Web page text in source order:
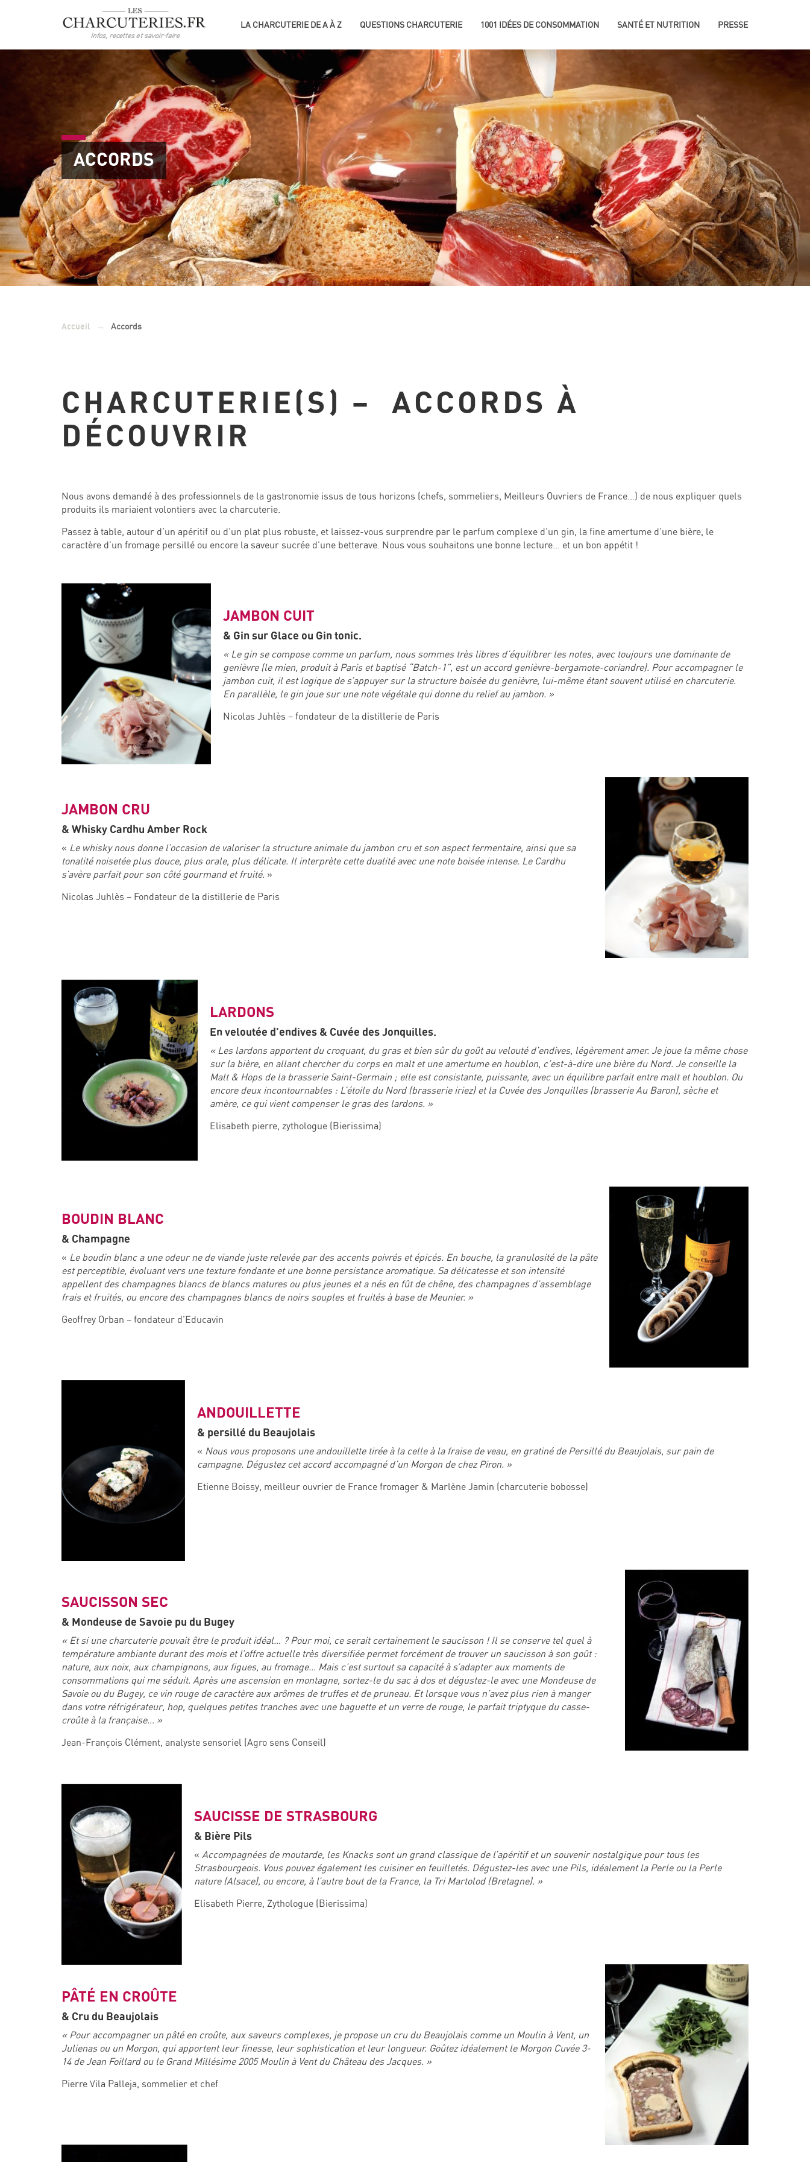
LA CHARCUTERIE DE A À Z QUESTIONS CHARCUTERIE 1001 IDÉES DE CONSOMMATION SANTÉ ET NUTRITION PRESSE
ACCORDS
Accueil → Accords
CHARCUTERIE(S) – ACCORDS À
DÉCOUVRIR
Nous avons demandé à des professionnels de la gastronomie issus de tous horizons (chefs, sommeliers, Meilleurs Ouvriers de France…) de nous expliquer quels
produits ils mariaient volontiers avec la charcuterie.
Passez à table, autour d’un apéritif ou d’un plat plus robuste, et laissez-vous surprendre par le parfum complexe d’un gin, la fine amertume d’une bière, le
caractère d’un fromage persillé ou encore la saveur sucrée d’une betterave. Nous vous souhaitons une bonne lecture… et un bon appétit !
JAMBON CUIT
& Gin sur Glace ou Gin tonic.
« Le gin se compose comme un parfum, nous sommes très libres d’équilibrer les notes, avec toujours une dominante de
genièvre (le mien, produit à Paris et baptisé “Batch-1”, est un accord genièvre-bergamote-coriandre). Pour accompagner le
jambon cuit, il est logique de s’appuyer sur la structure boisée du genièvre, lui-même étant souvent utilisé en charcuterie.
En parallèle, le gin joue sur une note végétale qui donne du relief au jambon. »
Nicolas Juhlès – fondateur de la distillerie de Paris
JAMBON CRU
& Whisky Cardhu Amber Rock
« Le whisky nous donne l’occasion de valoriser la structure animale du jambon cru et son aspect fermentaire, ainsi que sa
tonalité noisetée plus douce, plus orale, plus délicate. Il interprète cette dualité avec une note boisée intense. Le Cardhu
s’avère parfait pour son côté gourmand et fruité. »
Nicolas Juhlès – Fondateur de la distillerie de Paris
LARDONS
En veloutée d’endives & Cuvée des Jonquilles.
« Les lardons apportent du croquant, du gras et bien sûr du goût au velouté d’endives, légèrement amer. Je joue la même chose
sur la bière, en allant chercher du corps en malt et une amertume en houblon, c’est-à-dire une bière du Nord. Je conseille la
Malt & Hops de la brasserie Saint-Germain ; elle est consistante, puissante, avec un équilibre parfait entre malt et houblon. Ou
encore deux incontournables : L’étoile du Nord (brasserie iriez) et la Cuvée des Jonquilles (brasserie Au Baron), sèche et
amère, ce qui vient compenser le gras des lardons. »
Elisabeth pierre, zythologue (Bierissima)
BOUDIN BLANC
& Champagne
« Le boudin blanc a une odeur ne de viande juste relevée par des accents poivrés et épicés. En bouche, la granulosité de la pâte
est perceptible, évoluant vers une texture fondante et une bonne persistance aromatique. Sa délicatesse et son intensité
appellent des champagnes blancs de blancs matures ou plus jeunes et a nés en fût de chêne, des champagnes d’assemblage
frais et fruités, ou encore des champagnes blancs de noirs souples et fruités à base de Meunier. »
Geoffrey Orban – fondateur d’Educavin
ANDOUILLETTE
& persillé du Beaujolais
« Nous vous proposons une andouillette tirée à la celle à la fraise de veau, en gratiné de Persillé du Beaujolais, sur pain de
campagne. Dégustez cet accord accompagné d’un Morgon de chez Piron. »
Etienne Boissy, meilleur ouvrier de France fromager & Marlène Jamin (charcuterie bobosse)
SAUCISSON SEC
& Mondeuse de Savoie pu du Bugey
« Et si une charcuterie pouvait être le produit idéal… ? Pour moi, ce serait certainement le saucisson ! Il se conserve tel quel à
température ambiante durant des mois et l’offre actuelle très diversifiée permet forcément de trouver un saucisson à son goût :
nature, aux noix, aux champignons, aux figues, au fromage… Mais c’est surtout sa capacité à s’adapter aux moments de
consommations qui me séduit. Après une ascension en montagne, sortez-le du sac à dos et dégustez-le avec une Mondeuse de
Savoie ou du Bugey, ce vin rouge de caractère aux arômes de truffes et de pruneau. Et lorsque vous n’avez plus rien à manger
dans votre réfrigérateur, hop, quelques petites tranches avec une baguette et un verre de rouge, le parfait triptyque du casse-
croûte à la française… »
Jean-François Clément, analyste sensoriel (Agro sens Conseil)
SAUCISSE DE STRASBOURG
& Bière Pils
« Accompagnées de moutarde, les Knacks sont un grand classique de l’apéritif et un souvenir nostalgique pour tous les
Strasbourgeois. Vous pouvez également les cuisiner en feuilletés. Dégustez-les avec une Pils, idéalement la Perle ou la Perle
nature (Alsace), ou encore, à l’autre bout de la France, la Tri Martolod (Bretagne). »
Elisabeth Pierre, Zythologue (Bierissima)
PÂTÉ EN CROÛTE
& Cru du Beaujolais
« Pour accompagner un pâté en croûte, aux saveurs complexes, je propose un cru du Beaujolais comme un Moulin à Vent, un
Julienas ou un Morgon, qui apportent leur finesse, leur sophistication et leur longueur. Goûtez idéalement le Morgon Cuvée 3-
14 de Jean Foillard ou le Grand Millésime 2005 Moulin à Vent du Château des Jacques. »
Pierre Vila Palleja, sommelier et chef